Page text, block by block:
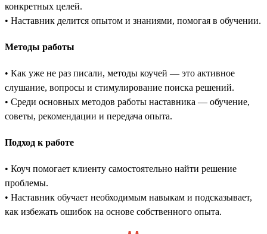
конкретных целей.
• Наставник делится опытом и знаниями, помогая в обучении.
Методы работы
• Как уже не раз писали, методы коучей — это активное
слушание, вопросы и стимулирование поиска решений.
• Среди основных методов работы наставника — обучение,
советы, рекомендации и передача опыта.
Подход к работе
• Коуч помогает клиенту самостоятельно найти решение
проблемы.
• Наставник обучает необходимым навыкам и подсказывает,
как избежать ошибок на основе собственного опыта.